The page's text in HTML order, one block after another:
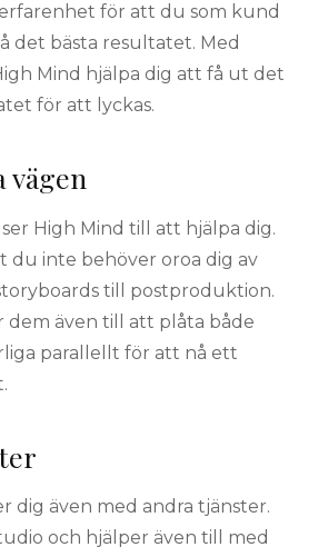
för att du som kund
det bästa resultatet. Med
Mind hjälpa dig att få ut det
för att lyckas.
vägen
High Mind till att hjälpa dig.
du inte behöver oroa dig av
till postproduktion.
dem även till att plåta både
parallellt för att nå ett
dig även med andra tjänster.
och hjälper även till med